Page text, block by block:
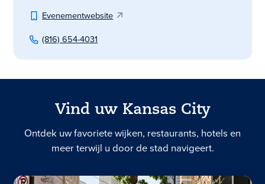
Evenementwebsite
(816) 654-4031
Vind uw Kansas City
Ontdek uw favoriete wijken, restaurants, hotels en
meer terwijl u door de stad navigeert.